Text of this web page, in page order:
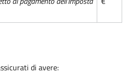
di avere: